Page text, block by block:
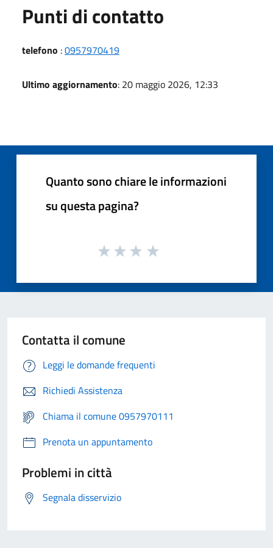
Punti di contatto
telefono :0957970419
Ultimo aggiornamento: 20 maggio 2026, 12:33
Quanto sono chiare le informazioni
su questa pagina?
Contatta il comune
Leggi le domande frequenti
Richiedi Assistenza
Chiama il comune 0957970111
Prenota un appuntamento
Problemi in città
Segnala disservizio